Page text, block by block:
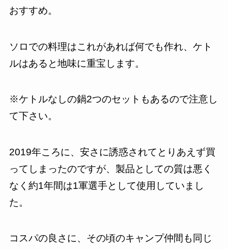
おすすめ。
ソロでの料理はこれがあれば何でも作れ、ケト
ルはあると地味に重宝します。
※ケトルなしの鍋2つのセットもあるので注意し
て下さい。
2019年ころに、安さに誘惑されてとりあえず買
ってしまったのですが、製品としての質は悪く
なく約1年間は1軍選手として使用していまし
た。
コスパの良さに、その頃のキャンプ仲間も同じ